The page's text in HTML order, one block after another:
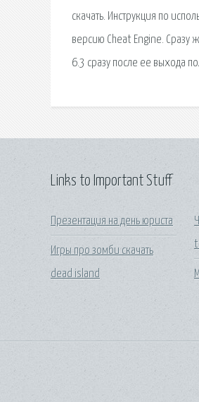
скачать. Инструкция по
версию Cheat Engine. Сразу
6.3 сразу после ее выхода
Links to Important Stuff
Презентация на день юриста
Игры про зомби скачать
dead island